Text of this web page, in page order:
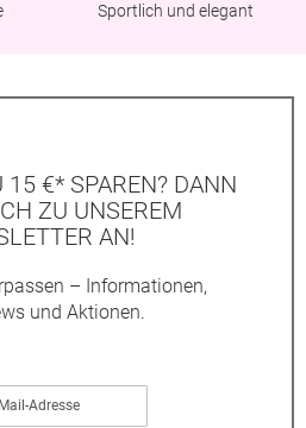
Sportlich und elegant
15 €* SPAREN? DANN
ZU UNSEREM
AN!
– Informationen,
und Aktionen.